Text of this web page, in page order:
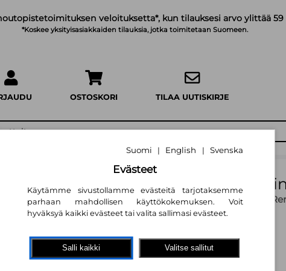
veloituksetta*, kun tilauksesi arvo ylittää 59
*Koskee yksityisasiakkaiden tilauksia, jotka toimitetaan Suomeen.
OSTOSKORI TILAA UUTISKIRJE
Nolo elämäni:
Rachel Renée Russell,Rachel
(käänt.)
16,50 €
Suomi | English | Svenska
Evästeet
Käytämme sivustollamme evästeitä tarjotaksemme
parhaan mahdollisen käyttökokemuksen. Voit
hyväksyä kaikki evästeet tai valita sallimasi evästeet.
Salli kaikki Valitse sallitut